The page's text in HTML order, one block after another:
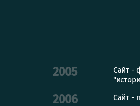
2005
Сайт -
2006
Сайт -